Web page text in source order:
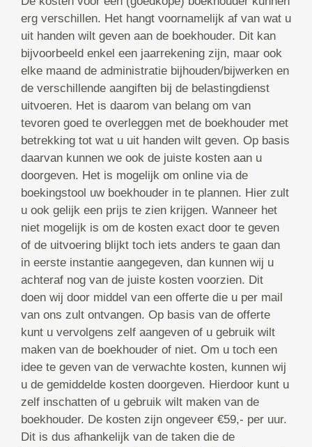
erg verschillen. Het hangt voornamelijk af van wat u
uit handen wilt geven aan de boekhouder. Dit kan
bijvoorbeeld enkel een jaarrekening zijn, maar ook
elke maand de administratie bijhouden/bijwerken en
de verschillende aangiften bij de belastingdienst
uitvoeren. Het is daarom van belang om van
tevoren goed te overleggen met de boekhouder met
betrekking tot wat u uit handen wilt geven. Op basis
daarvan kunnen we ook de juiste kosten aan u
doorgeven. Het is mogelijk om online via de
boekingstool uw boekhouder in te plannen. Hier zult
u ook gelijk een prijs te zien krijgen. Wanneer het
niet mogelijk is om de kosten exact door te geven
of de uitvoering blijkt toch iets anders te gaan dan
in eerste instantie aangegeven, dan kunnen wij u
achteraf nog van de juiste kosten voorzien. Dit
doen wij door middel van een offerte die u per mail
van ons zult ontvangen. Op basis van de offerte
kunt u vervolgens zelf aangeven of u gebruik wilt
maken van de boekhouder of niet. Om u toch een
idee te geven van de verwachte kosten, kunnen wij
u de gemiddelde kosten doorgeven. Hierdoor kunt u
zelf inschatten of u gebruik wilt maken van de
boekhouder. De kosten zijn ongeveer €59,- per uur.
Dit is dus afhankelijk van de taken die de